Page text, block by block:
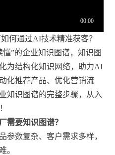
何通过AI技术精准获客？
”的企业知识图谱，知识图
为结构化知识网络，助力AI
化推荐产品、优化营销流
知识图谱的完整步骤，从入
需要知识图谱？
参数复杂、客户需求多样，
。